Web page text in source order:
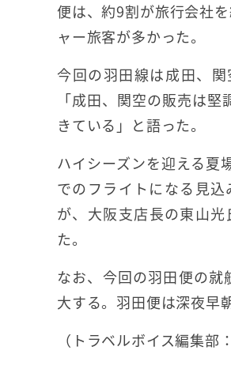
便は、約9割が旅行会社
ャー旅客が多かった。
今回の羽田線は成田、
「成田、関空の販売は
きている」と語った。
ハイシーズンを迎える夏
でのフライトになる見
が、大阪支店長の東山
た。
なお、今回の羽田便の
大する。羽田便は深夜早
（トラベルボイス編集部